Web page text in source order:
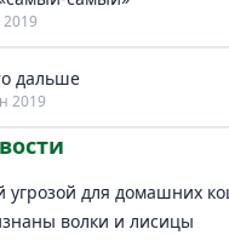
2019
дальше
2019
угрозой для домашних
волки и лисицы